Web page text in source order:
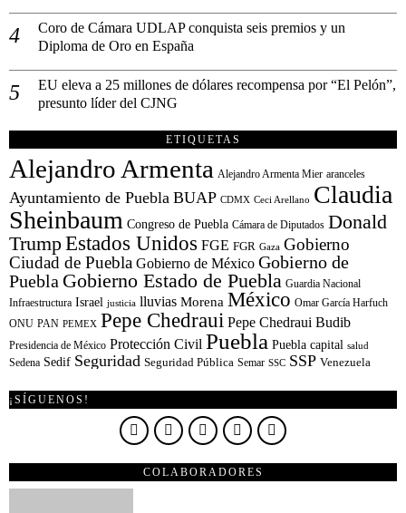
Coro de Cámara UDLAP conquista seis premios y un
Diploma de Oro en España
EU eleva a 25 millones de dólares recompensa por “El Pelón”,
presunto líder del CJNG
ETIQUETAS
Alejandro Armenta Alejandro Armenta Mier aranceles
Ayuntamiento de Puebla BUAP CDMX Ceci Arellano Claudia
Sheinbaum Congreso de Puebla Cámara de Diputados Donald
TrumpEstados Unidos FGE FGR Gaza Gobierno
Ciudad de Puebla Gobierno de México Gobierno de
Puebla Gobierno Estado de Puebla Guardia Nacional
Infraestructura Israel justicia lluvias Morena México Omar García Harfuch
ONU PAN PEMEX Pepe Chedraui Pepe Chedraui Budib
Presidencia de México Protección Civil Puebla Puebla capital salud
Sedena Sedif Seguridad Seguridad Pública Semar SSC SSP Venezuela
¡SÍGUENOS!
COLABORADORES